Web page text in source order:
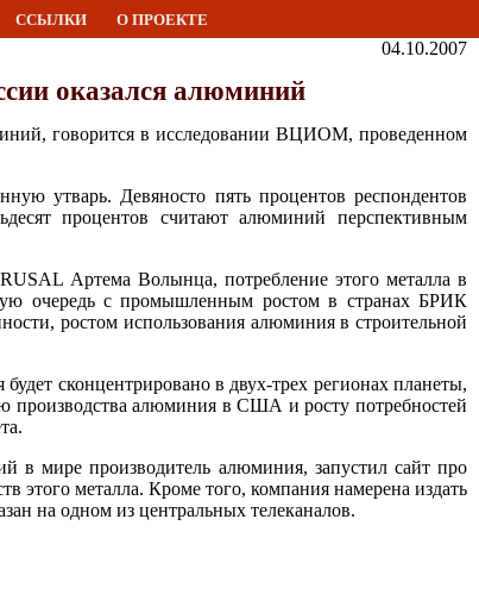
ССЫЛКИ О ПРОЕКТЕ
04.10.2007
оказался алюминий
говорится в исследовании ВЦИОМ, проведенном
утварь. Девяносто пять процентов респондентов
процентов считают алюминий перспективным
Артема Волынца, потребление этого металла в
очередь с промышленным ростом в странах БРИК
ростом использования алюминия в строительной
сконцентрировано в двух-трех регионах планеты,
производства алюминия в США и росту потребностей
мире производитель алюминия, запустил сайт про
этого металла. Кроме того, компания намерена издать
на одном из центральных телеканалов.